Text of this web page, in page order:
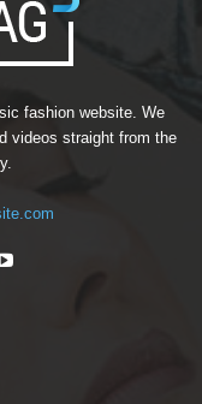
fashion website. We
videos straight from the